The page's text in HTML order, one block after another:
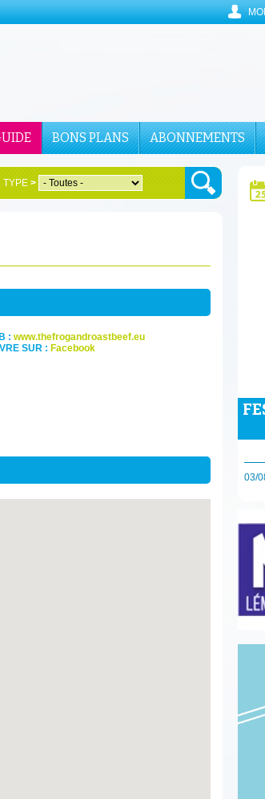
BONS PLANS ABONNEMENTS
TYPE>
: www.thefrogandroastbeef.eu
SUR : Facebook
03/